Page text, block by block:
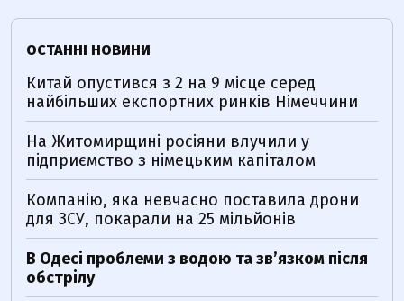
ОСТАННІ НОВИНИ
Китай опустився з 2 на 9 місце серед
найбільших експортних ринків Німеччини
На Житомирщині росіяни влучили у
підприємство з німецьким капіталом
Компанію, яка невчасно поставила дрони
для ЗСУ, покарали на 25 мільйонів
В Одесі проблеми з водою та звʼязком після
обстрілу